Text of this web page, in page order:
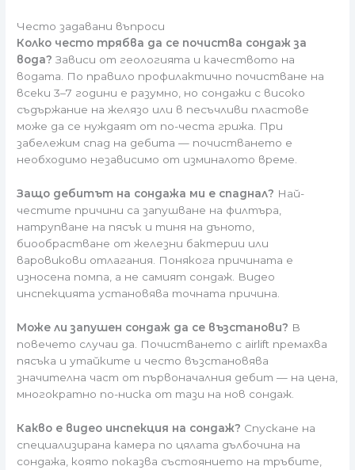
Често задавани въпроси
Колко често трябва да се почиства сондаж за
вода? Зависи от геологията и качеството на
водата. По правило профилактично почистване на
всеки 3–7 години е разумно, но сондажи с високо
съдържание на желязо или в песъчливи пластове
може да се нуждаят от по-честа грижа. При
забележим спад на дебита — почистването е
необходимо независимо от изминалото време.
Защо дебитът на сондажа ми е спаднал? Най-
честите причини са запушване на филтъра,
натрупване на пясък и тиня на дъното,
биообрастване от железни бактерии или
варовикови отлагания. Понякога причината е
износена помпа, а не самият сондаж. Видео
инспекцията установява точната причина.
Може ли запушен сондаж да се възстанови? В
повечето случаи да. Почистването с airlift премахва
пясъка и утайките и често възстановява
значителна част от първоначалния дебит — на цена,
многократно по-ниска от тази на нов сондаж.
Какво е видео инспекция на сондаж? Спускане на
специализирана камера по цялата дълбочина на
сондажа, която показва състоянието на тръбите,